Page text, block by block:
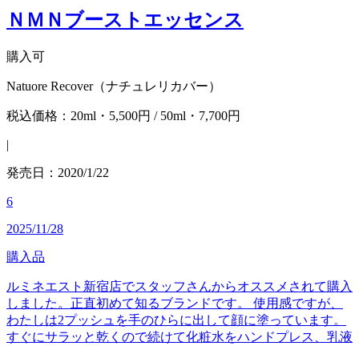
ＮＭＮブーストエッセンス
購入可
Natuore Recover（ナチュレリカバー）
税込価格：20ml・5,500円 / 50ml・7,700円
|
発売日：2020/1/22
6
2025/11/28
購入品
ルミネエスト新宿店でスタッフさんからオススメされて購入
しました。正直初めて知るブランドです。 使用感ですが、
わたしは2プッシュを手のひらに出して顔に塗っています。
すぐにサラッと乾くので続けて化粧水をハンドプレス、乳液